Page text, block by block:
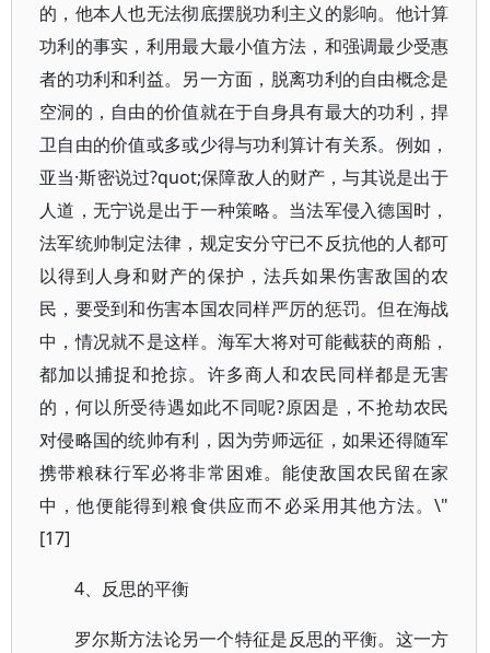
的，他本人也无法彻底摆脱功利主义的影响。他计算
功利的事实，利用最大最小值方法，和强调最少受惠
者的功利和利益。另一方面，脱离功利的自由概念是
空洞的，自由的价值就在于自身具有最大的功利，捍
卫自由的价值或多或少得与功利算计有关系。例如，
亚当·斯密说过?quot;保障敌人的财产，与其说是出于
人道，无宁说是出于一种策略。当法军侵入德国时，
法军统帅制定法律，规定安分守已不反抗他的人都可
以得到人身和财产的保护，法兵如果伤害敌国的农
民，要受到和伤害本国农同样严厉的惩罚。但在海战
中，情况就不是这样。海军大将对可能截获的商船，
都加以捕捉和抢掠。许多商人和农民同样都是无害
的，何以所受待遇如此不同呢?原因是，不抢劫农民
对侵略国的统帅有利，因为劳师远征，如果还得随军
携带粮秣行军必将非常困难。能使敌国农民留在家
中，他便能得到粮食供应而不必采用其他方法。\"
[17]
4、反思的平衡
罗尔斯方法论另一个特征是反思的平衡。这一方